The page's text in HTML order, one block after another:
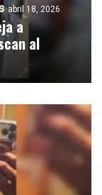
abril 18, 2026
a
al